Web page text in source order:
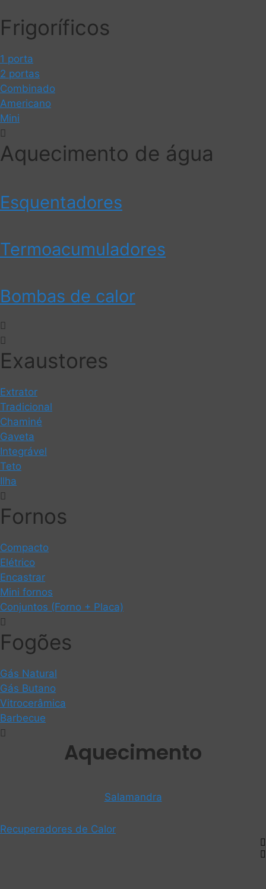
Frigoríficos
1 porta
2 portas
Combinado
Americano
Mini
Aquecimento de água
Esquentadores
Termoacumuladores
Bombas de calor
Exaustores
Extrator
Tradicional
Chaminé
Gaveta
Integrável
Teto
Ilha
Fornos
Compacto
Elétrico
Encastrar
Mini fornos
Conjuntos (Forno + Placa)
Fogões
Gás Natural
Gás Butano
Vitrocerâmica
Barbecue
Aquecimento
Salamandra
Recuperadores de Calor